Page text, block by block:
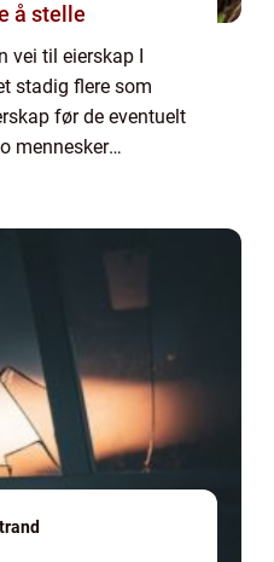
å stelle
vei til eierskap I
stadig flere som
før de eventuelt
mennesker